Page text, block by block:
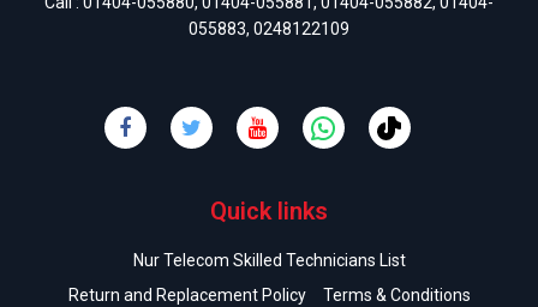
055883, 0248122109
Quick links
Nur Telecom Skilled Technicians List
Return and Replacement Policy
Terms & Conditions